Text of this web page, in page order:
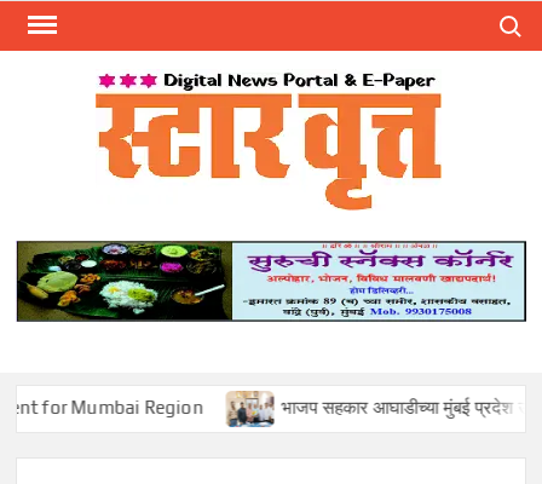
Skip
Region भाजप सहकार आघाडीच्या मुंबई प्रदेश उपाध्यक्षपदी